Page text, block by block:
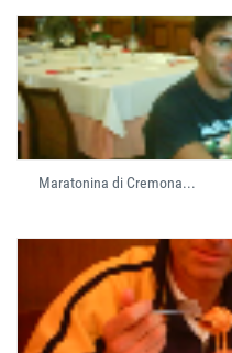
Maratonina di Cremona...